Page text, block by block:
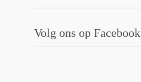
Volg ons op Facebook